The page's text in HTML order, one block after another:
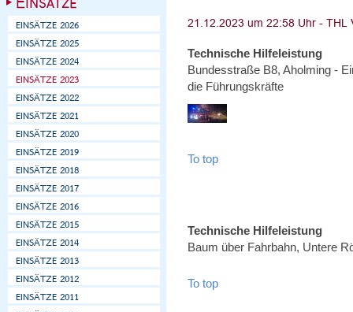
Technische Hilfeleistung
Bundesstraße B8, Aholming -
die Führungskräfte
To top
Technische Hilfeleistung
Baum über Fahrbahn, Untere
To top